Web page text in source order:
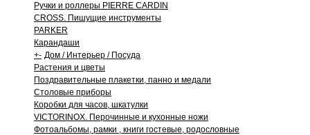
Ручки и роллеры PIERRE CARDIN
CROSS. Пишущие инструменты
PARKER
Карандаши
+- Дом / Интерьер / Посуда
Растения и цветы
Поздравительные плакетки, панно и медали
Столовые приборы
Коробки для часов, шкатулки
VICTORINOX. Перочинные и кухонные ножи
Фотоальбомы, рамки , книги гостевые, родословные